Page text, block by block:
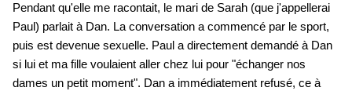
Pendant qu'elle me racontait, le mari de Sarah (que j'appellerai
Paul) parlait à Dan. La conversation a commencé par le sport,
puis est devenue sexuelle. Paul a directement demandé à Dan
si lui et ma fille voulaient aller chez lui pour "échanger nos
dames un petit moment". Dan a immédiatement refusé, ce à